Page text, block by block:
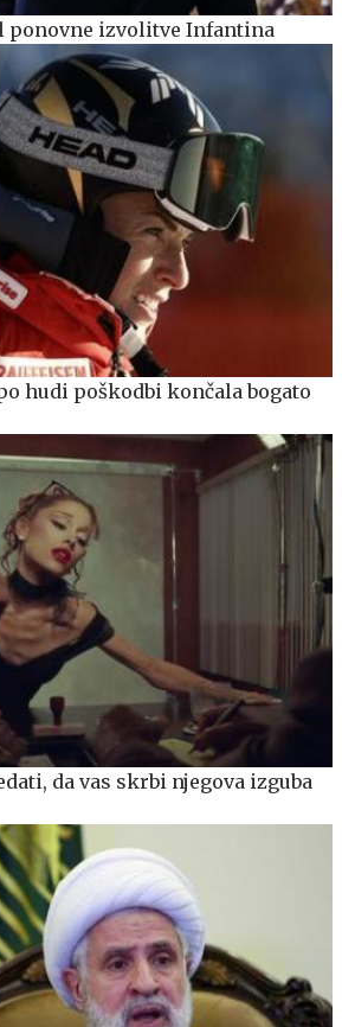
ponovne izvolitve Infantina
hudi poškodbi končala bogato
da vas skrbi njegova izguba